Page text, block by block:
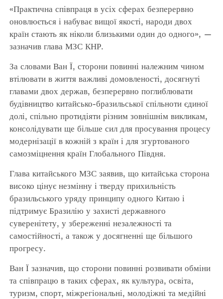
«Практична співпраця в усіх сферах безперервно
оновлюється і набуває вищої якості, народи двох
країн стають як ніколи близькими один до одного», —
зазначив глава МЗС КНР.
За словами Ван Ї, сторони повинні належним чином
втілювати в життя важливі домовленості, досягнуті
главами двох держав, безперервно поглиблювати
будівництво китайсько-бразильської спільноти єдиної
долі, спільно протидіяти різним зовнішнім викликам,
консолідувати ще більше сил для просування процесу
модернізації в кожній з країн і для згуртованого
самозміцнення країн Глобального Півдня.
Глава китайського МЗС заявив, що китайська сторона
високо цінує незмінну і тверду прихильність
бразильського уряду принципу одного Китаю і
підтримує Бразилію у захисті державного
суверенітету, у збереженні незалежності та
самостійності, а також у досягненні ще більшого
прогресу.
Ван Ї зазначив, що сторони повинні розвивати обміни
та співпрацю в таких сферах, як культура, освіта,
туризм, спорт, міжрегіональні, молодіжні та медійні